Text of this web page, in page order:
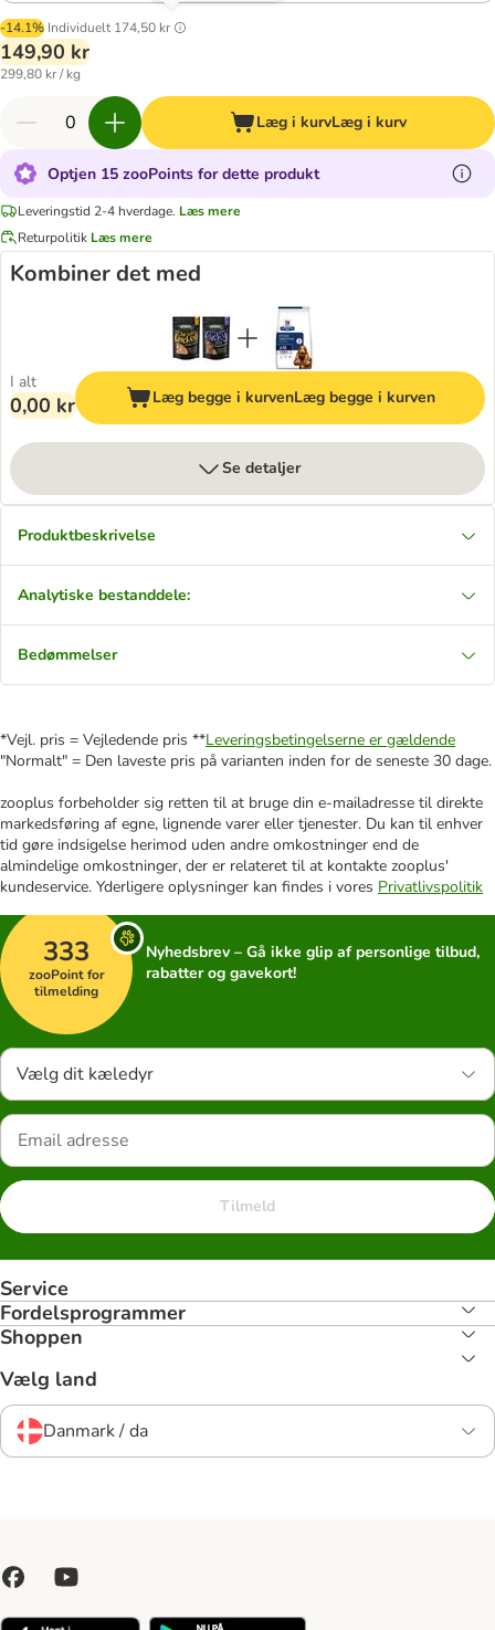
-14.1% Individuelt 174,50 kr
149,90 kr
299,80 kr / kg
Læg i kurvLæg i kurv
Optjen 15 zooPoints for dette produkt
Leveringstid 2-4 hverdage. Læs mere
Returpolitik Læs mere
Kombiner det med
I alt
0,00 kr Læg begge i kurvenLæg begge i kurven
Se detaljer
Produktbeskrivelse
Analytiske bestanddele:
Bedømmelser
*Vejl. pris = Vejledende pris **Leveringsbetingelserne er gældende
"Normalt" = Den laveste pris på varianten inden for de seneste 30 dage.
zooplus forbeholder sig retten til at bruge din e-mailadresse til direkte
markedsføring af egne, lignende varer eller tjenester. Du kan til enhver
tid gøre indsigelse herimod uden andre omkostninger end de
almindelige omkostninger, der er relateret til at kontakte zooplus'
kundeservice. Yderligere oplysninger kan findes i vores Privatlivspolitik
333
zooPoint for
tilmelding
Nyhedsbrev – Gå ikke glip af personlige tilbud,
rabatter og gavekort!
Vælg dit kæledyr
Tilmeld
Service
Fordelsprogrammer
Shoppen
Vælg land
Danmark / da